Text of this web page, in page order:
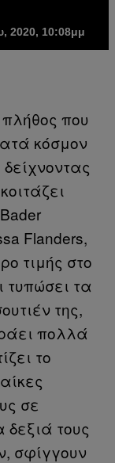
2020, 10:08μμ
που
κόσμον
Flanders,
τιμής στο
τυπώσει τα
της,
πολλά
το
σε
τους
σφίγγουν